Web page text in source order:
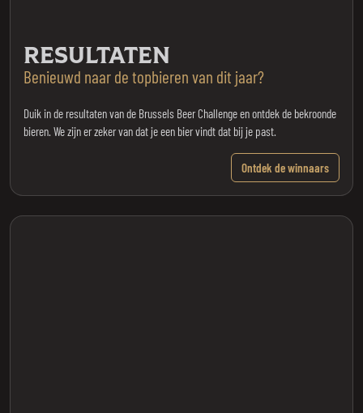
RESULTATEN
Benieuwd naar de topbieren van dit jaar?
Duik in de resultaten van de Brussels Beer Challenge en ontdek de bekroonde
bieren. We zijn er zeker van dat je een bier vindt dat bij je past.
Ontdek de winnaars